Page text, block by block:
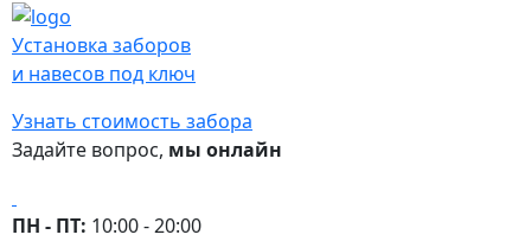
Установка заборов
и навесов под ключ
Узнать стоимость забора
Задайте вопрос, мы онлайн
ПН - ПТ: 10:00 - 20:00